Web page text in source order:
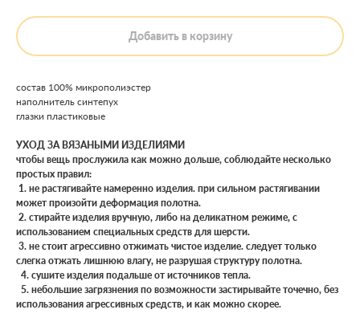
Добавить в корзину
состав 100% микрополиэстер
наполнитель синтепух
глазки пластиковые
УХОД ЗА ВЯЗАНЫМИ ИЗДЕЛИЯМИ
чтобы вещь прослужила как можно дольше, соблюдайте несколько
простых правил:
1. не растягивайте намеренно изделия. при сильном растягивании
может произойти деформация полотна.
2. стирайте изделия вручную, либо на деликатном режиме, с
использованием специальных средств для шерсти.
3. не стоит агрессивно отжимать чистое изделие. следует только
слегка отжать лишнюю влагу, не разрушая структуру полотна.
4. сушите изделия подальше от источников тепла.
5. небольшие загрязнения по возможности застирывайте точечно, без
использования агрессивных средств, и как можно скорее.